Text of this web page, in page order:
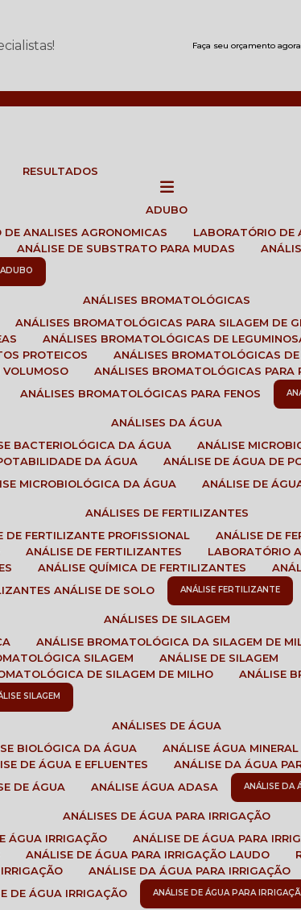
Faça seu orçamento
RESULTADOS
ADUBO
DE ANALISES AGRONOMICAS
LABORATÓRIO
ANÁLISE DE SUBSTRATO PARA MUDAS
ADUBO
ANÁLISES BROMATOLÓGICAS
ANÁLISES BROMATOLÓGICAS PARA SILAGEM DE
ANÁLISES BROMATOLÓGICAS DE
PROTEICOS
ANÁLISES BROMATOLÓGICAS
VOLUMOSO
ANÁLISES BROMATOLÓGICAS PARA
ANÁLISES BROMATOLÓGICAS PARA FENOS
ANÁLISES DA ÁGUA
BACTERIOLÓGICA DA ÁGUA ANÁLISE
POTABILIDADE DA ÁGUA ANÁLISE DE ÁGUA DE
MICROBIOLÓGICA DA ÁGUA ANÁLISE DE
ANÁLISES DE FERTILIZANTES
DE FERTILIZANTE PROFISSIONAL
ANÁLISE DE
ANÁLISE DE FERTILIZANTES
LABORATÓRIO
ANÁLISE QUÍMICA DE FERTILIZANTES
ANÁLISE DE SOLO ANÁLISE FERTILIZANTE
ANÁLISES DE SILAGEM
ANÁLISE BROMATOLÓGICA DA SILAGEM DE
SILAGEM ANÁLISE DE SILAGEM
DE SILAGEM DE MILHO
ANÁLISE
SILAGEM
ANÁLISES DE ÁGUA
BIOLÓGICA DA ÁGUA ANÁLISE ÁGUA MINERAL
DE ÁGUA E EFLUENTES ANÁLISE DA ÁGUA
DE ÁGUA ANÁLISE ÁGUA ADASA ANÁLISE DA
ANÁLISES DE ÁGUA PARA IRRIGAÇÃO
ÁGUA IRRIGAÇÃO
ANÁLISE DE ÁGUA PARA
ANÁLISE DE ÁGUA PARA IRRIGAÇÃO LAUDO
ANÁLISE DA ÁGUA PARA IRRIGAÇÃO
DE ÁGUA IRRIGAÇÃO ANÁLISE DE ÁGUA PARA